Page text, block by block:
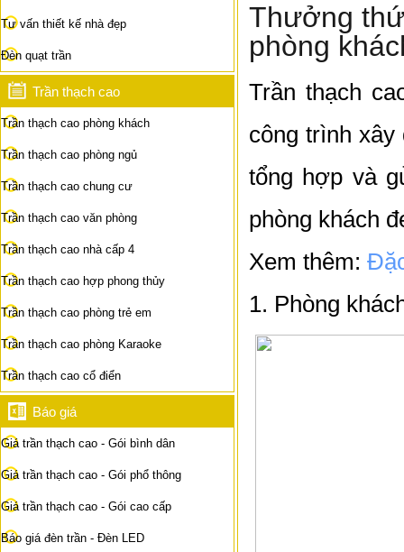
Tư vấn thiết kế nhà đẹp
Đèn quạt trần
Trần thạch cao
Trần thạch cao phòng khách
Trần thạch cao phòng ngủ
Trần thạch cao chung cư
Trần thạch cao văn phòng
Trần thạch cao nhà cấp 4
Trần thạch cao hợp phong thủy
Trần thạch cao phòng trẻ em
Trần thạch cao phòng Karaoke
Trần thạch cao cổ điển
Báo giá
Giá trần thạch cao - Gói bình dân
Giá trần thạch cao - Gói phổ thông
Giá trần thạch cao - Gói cao cấp
Báo giá đèn trần - Đèn LED
Thưởng
phòng
Trần thạch
công trình
tổng hợp và
phòng khách
Xem thêm:
1. Phòng